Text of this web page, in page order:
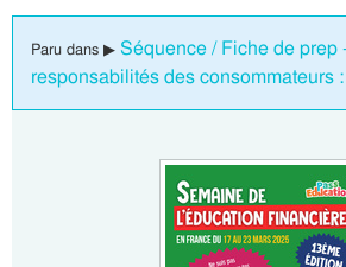
Paru dans ▶ Séquence / Fiche de prep
responsabilités des consommateurs